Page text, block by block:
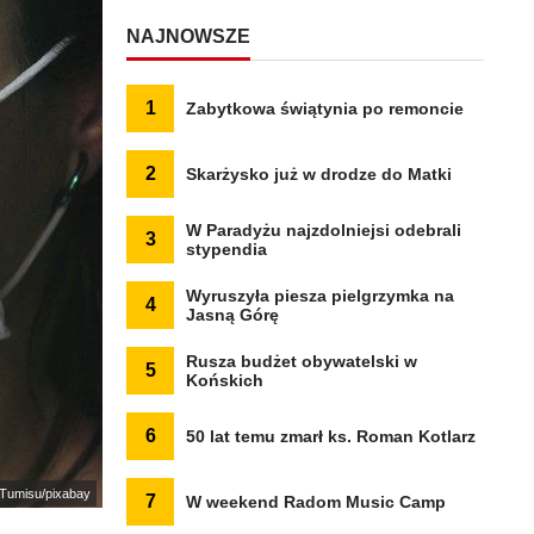
pixabay
NAJNOWSZE
1 Zabytkowa świątynia po remoncie
2 Skarżysko już w drodze do Matki
3
W Paradyżu najzdolniejsi odebrali
stypendia
4
Wyruszyła piesza pielgrzymka na
Jasną Górę
5
Rusza budżet obywatelski w
Końskich
6 50 lat temu zmarł ks. Roman Kotlarz
7 W weekend Radom Music Camp